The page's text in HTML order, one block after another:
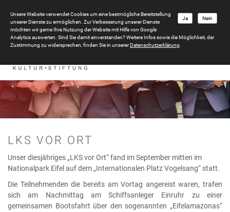
LKS VOR ORT
Unser diesjähriges „LKS vor Ort“ fand im September mitten im
Nationalpark Eifel auf dem „Internationalen Platz Vogelsang“ statt.
Die Teilnehmenden die bereits am Vortag angereist waren, trafen
sich am Nachmittag am Schiffsanleger Einruhr zu einer
gemeinsamen Bootsfahrt über den sogenannten „Eifelamazonas“
Nein
Ja
Unsere Website verwendet Cookies um eine bestmögliche Bereitstellung
unserer Dienste zu ermöglichen. Zur Verbesserung unserer Dienste
möchten wir gerne Ihre Nutzung der Website mit Hilfe von Google
Analytics auswerten. Sind Sie damit einverstanden? Weitere Infos sowie die Möglichkeit, der
Zustimmung zu widersprechen, finden Sie in unsererDatenschutzerklärung